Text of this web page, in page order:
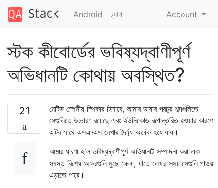
Android ট্যাগ Account
স্টক কীবোর্ডের ভবিষ্যদ্বাণীপূর্ণ
অভিধানটি কোথায় অবস্থিত?
21
নেটিভ স্পেনীয় স্পিকার হিসাবে, আমার ভাষার প্রচুর শব্দগুলিতে
সেগুলিতে উচ্চারণ রয়েছে এবং ইউনিকোড রূপান্তরিত হওয়ার কারণে
এটির সাথে এসএমএস লেখার দৈর্ঘ্য অর্ধেক হয়ে যায়।
আমার ধারণা হ'ল ভবিষ্যদ্বাণীপূর্ণ অভিধানটি সম্পাদনা করা এবং
সমস্ত বিশেষ অক্ষরগুলি মুছে ফেলা, যাতে লেখার সময় সেগুলি পাওয়া
এড়াতে পারে।